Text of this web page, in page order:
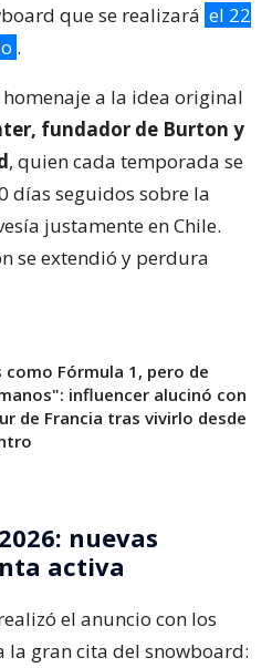
que se realizará el 22
.
a la idea original
fundador de Burton y
, quien cada temporada se
días seguidos sobre la
justamente en Chile.
se extendió y perdura
como Fórmula 1, pero de
influencer alucinó con
de Francia tras vivirlo desde
nuevas
activa
el anuncio con los
la gran cita del snowboard: